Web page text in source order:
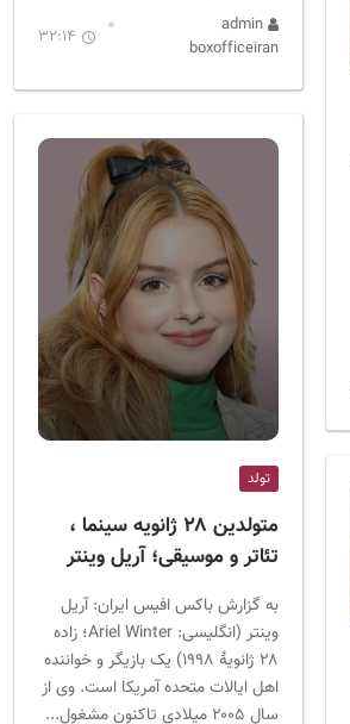
admin
boxofficeiran
32:14
تولد
متولدین ۲۸ ژانویه سینما ،
تئاتر و موسیقی؛ آریل وینتر
به گزارش باکس افیس ایران: آریل
وینتر (انگلیسی: Ariel Winter؛ زاده
۲۸ ژانویهٔ ۱۹۹۸) یک بازیگر و خواننده
اهل ایالات متحده آمریکا است. وی از
سال ۲۰۰۵ میلادی تاکنون مشغول...